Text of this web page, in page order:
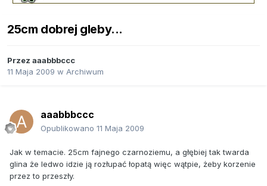
25cm dobrej gleby...
Przez aaabbbccc
11 Maja 2009 w Archiwum
aaabbbccc
Opublikowano 11 Maja 2009
Jak w temacie. 25cm fajnego czarnoziemu, a głębiej tak twarda
glina że ledwo idzie ją rozłupać łopatą więc wątpie, żeby korzenie
przez to przeszły.